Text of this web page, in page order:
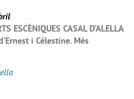
ESCÈNIQUES CASAL D’ALELLA
i Célestine. Més